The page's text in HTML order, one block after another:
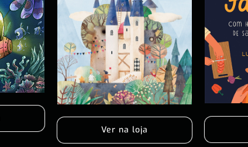
Ver na loja